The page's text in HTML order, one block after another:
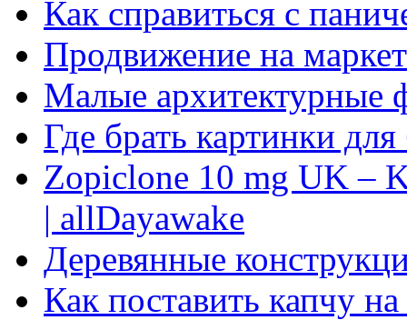
Как справиться с
Продвижение на
Малые архитектурные
Где брать картинки
Zopiclone 10 mg UK –
| allDayawake
Деревянные
Как поставить капчу